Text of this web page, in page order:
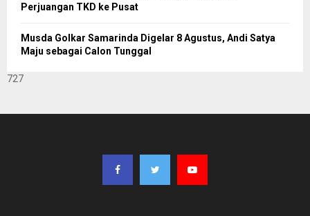
Perjuangan TKD ke Pusat
Musda Golkar Samarinda Digelar 8 Agustus, Andi Satya
Maju sebagai Calon Tunggal
727